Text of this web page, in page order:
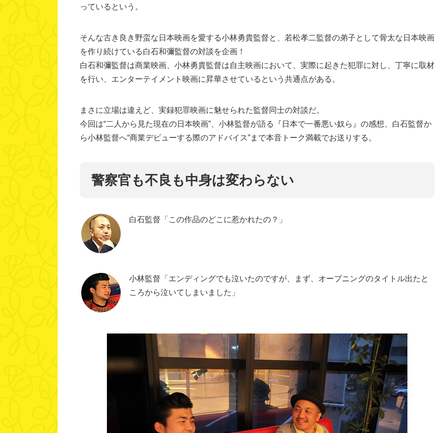
っているという。
そんな古き良き野蛮な日本映画を愛する小林勇貴監督と、若松孝二監督の弟子として骨太な日本映画
を作り続けている白石和彌監督の対談を企画！
白石和彌監督は商業映画、小林勇貴監督は自主映画において、実際に起きた犯罪に対し、丁寧に取材
を行い、エンターテイメント映画に昇華させているという共通点がある。
まさに立場は違えど、実録犯罪映画に魅せられた監督同士の対談だ。
今回は“二人から見た現在の日本映画”、小林監督が語る『日本で一番悪い奴ら』の感想、白石監督か
ら小林監督へ“商業デビューする際のアドバイス”まで本音トーク満載でお送りする。
警察官も不良も中身は変わらない
白石監督「この作品のどこに惹かれたの？」
小林監督「エンディングでも泣いたのですが、まず、オープニングのタイトル出たと
ころから泣いてしまいました」